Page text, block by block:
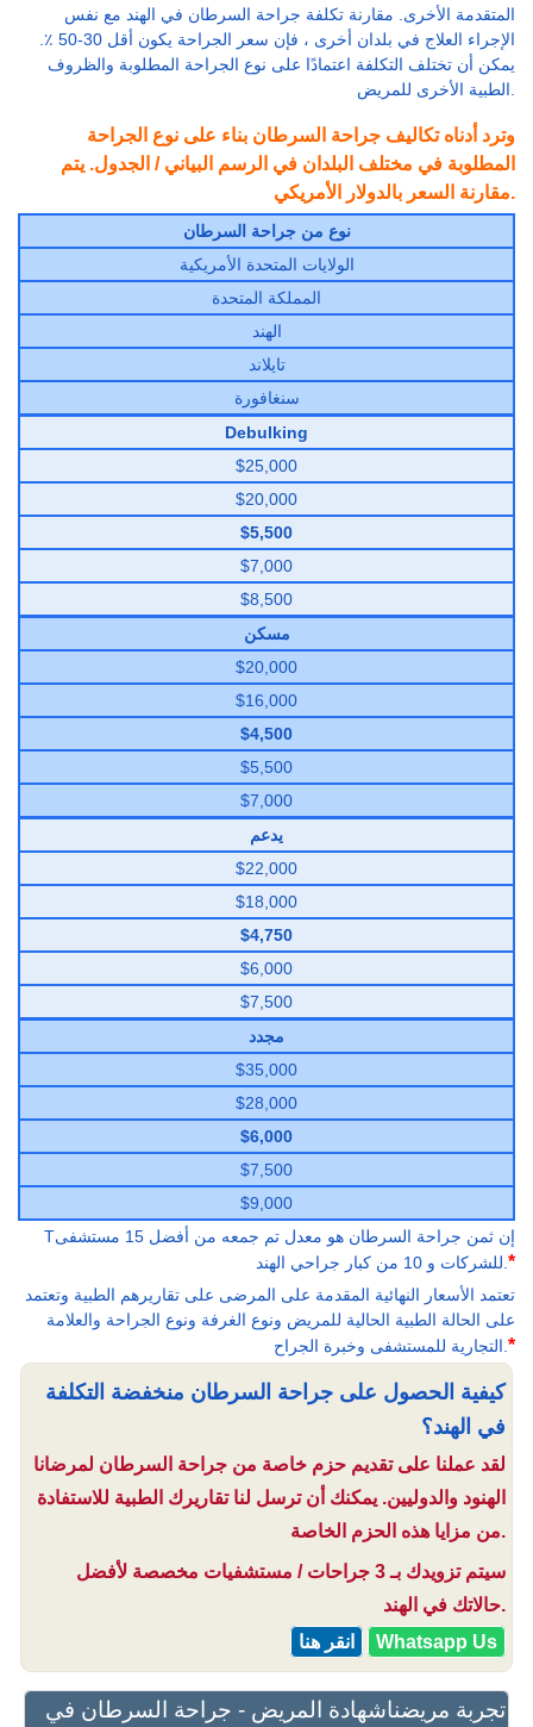
المتقدمة الأخرى. مقارنة تكلفة جراحة السرطان في الهند مع نفس
الإجراء العلاج في بلدان أخرى ، فإن سعر الجراحة يكون أقل 30-50 ٪.
يمكن أن تختلف التكلفة اعتمادًا على نوع الجراحة المطلوبة والظروف
وترد أدناه تكاليف جراحة السرطان بناء على نوع الجراحة
المطلوبة في مختلف البلدان في الرسم البياني / الجدول. يتم
مقارنة السعر بالدولار الأمريكي.
نوع من جراحة السرطان
الولايات المتحدة الأمريكية
المملكة المتحدة
الهند
تايلاند
سنغافورة
Debulking
$25,000
$20,000
$5,500
$7,000
$8,500
مسكن
$20,000
$16,000
$4,500
$5,500
$7,000
يدعم
$22,000
$18,000
$4,750
$6,000
$7,500
مجدد
$35,000
$28,000
$6,000
$7,500
$9,000
Tإن ثمن جراحة السرطان هو معدل تم جمعه من أفضل 15 مستشفى
*
تعتمد الأسعار النهائية المقدمة على المرضى على تقاريرهم الطبية وتعتمد
على الحالة الطبية الحالية للمريض ونوع الغرفة ونوع الجراحة والعلامة
*
كيفية الحصول على جراحة السرطان منخفضة التكلفة
في الهند؟
لقد عملنا على تقديم حزم خاصة من جراحة السرطان لمرضانا
الهنود والدوليين. يمكنك أن ترسل لنا تقاريرك الطبية للاستفادة
من مزايا هذه الحزم الخاصة.
سيتم تزويدك بـ 3 جراحات / مستشفيات مخصصة لأفضل
حالاتك في الهند.
انقر هنا
Whatsapp Us
تجربة مريضناشهادة المريض - جراحة السرطان في